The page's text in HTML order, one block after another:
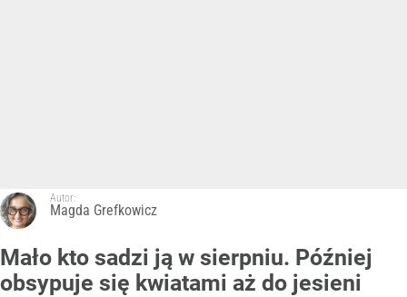
Autor:
Magda Grefkowicz
Mało kto sadzi ją w sierpniu. Później
obsypuje się kwiatami aż do jesieni